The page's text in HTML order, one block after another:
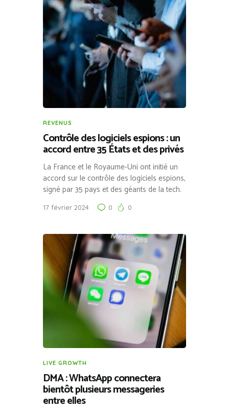
REVENUS
Contrôle des logiciels espions : un
accord entre 35 États et des privés
La France et le Royaume-Uni ont initié un
accord sur le contrôle des logiciels espions,
signé par 35 pays et des géants de la tech.
17 février 2024 0 0
LIVE GROWTH
DMA : WhatsApp connectera
bientôt plusieurs messageries
entre elles